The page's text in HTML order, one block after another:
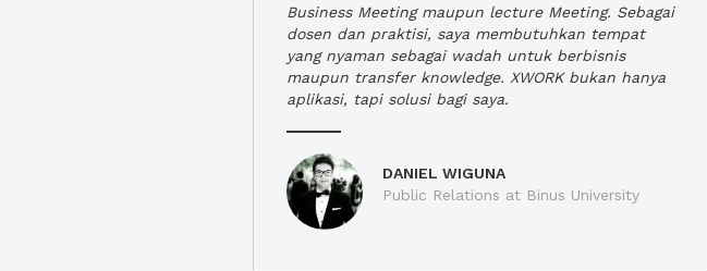
Business Meeting maupun lecture Meeting. Sebagai
dosen dan praktisi, saya membutuhkan tempat
yang nyaman sebagai wadah untuk berbisnis
maupun transfer knowledge. XWORK bukan hanya
aplikasi, tapi solusi bagi saya.
DANIEL WIGUNA
Public Relations at Binus University